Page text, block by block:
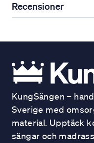
Recensioner
KungSängen –
Sverige med
material. Upptäck
sängar och